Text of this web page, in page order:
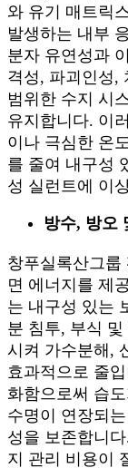
와 유기 매트릭
발생하는 내부
분자 유연성과
격성, 파괴인성,
범위한 수지 시
유지합니다. 이
이나 극심한 온
를 줄여 내구성
성 실런트에 이
방수, 방오
창푸실록산그룹
면 에너지를 제
는 내구성 있는
분 침투, 부식
시켜 가수분해,
효과적으로 줄
화함으로써 습
수명이 연장되
성을 보존합니
지 관리 비용이